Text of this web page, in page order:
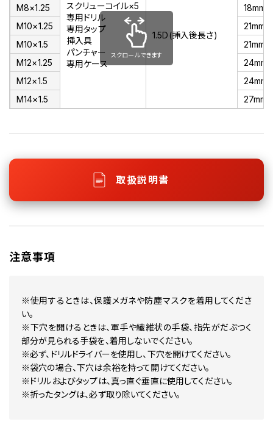
スクリューコイル×5
専用ドリル
専用タップ
挿入具
パンチャー
専用ケース
1.5D(挿入後長さ)
M8×1.25
18mm
M10×1.25
21mm
M10×1.5
21mm
M12×1.25
24mm
M12×1.5
24mm
M14×1.5
27mm
スクロールできます
取扱説明書
注意事項
※使用するときは、保護メガネや防塵マスクを着用してくださ
い。
※下穴を開けるときは、軍手や繊維状の手袋、指先がだぶつく
部分が見られる手袋を、着用しないでください。
※必ず、ドリルドライバーを使用し、下穴を開けてください。
※袋穴の場合、下穴は余裕を持って開けてください。
※ドリルおよびタップは、真っ直ぐ垂直に使用してください。
※折ったタングは、必ず取り除いてください。